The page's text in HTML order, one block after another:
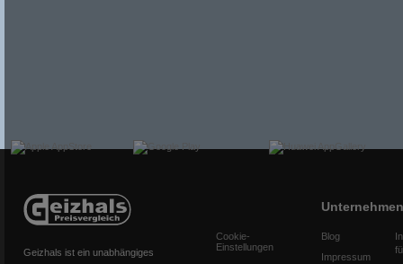
Geizhals ist ein unabhängiges
Cookie-
Einstellungen
Unternehmen
Blog
Impressum